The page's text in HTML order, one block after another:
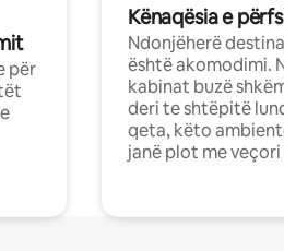
për
Kënaqësia e
Ndonjëherë
është akomodimi.
kabinat buzë
deri te shtëpitë
qeta, këto
janë plot me veçori